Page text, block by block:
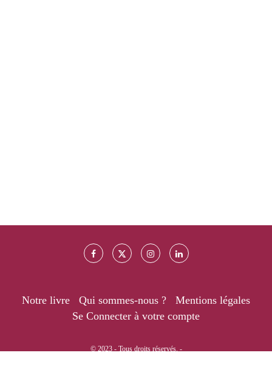
Notre livre Qui sommes-nous ?
Mentions légales
Se Connecter à votre compte
© 2023 - Tous droits réservés. -